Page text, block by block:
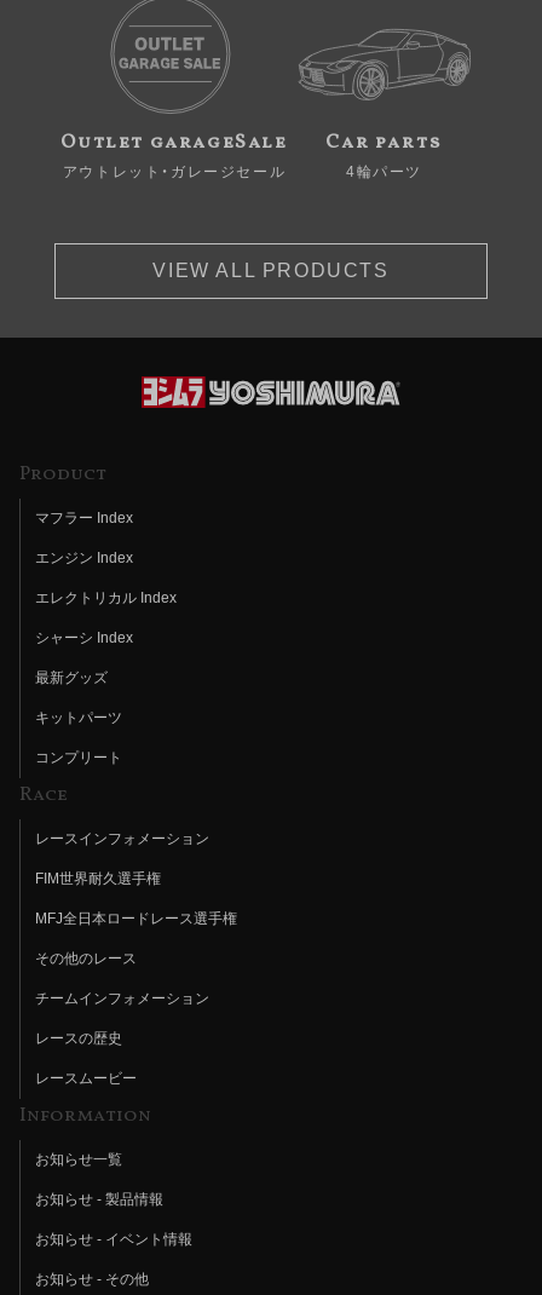
Outlet garageSale
アウトレット・ガレージセール
Car parts
4輪パーツ
VIEW ALL PRODUCTS
Product
マフラー Index
エンジン Index
エレクトリカル Index
シャーシ Index
最新グッズ
キットパーツ
コンプリート
Race
レースインフォメーション
FIM世界耐久選手権
MFJ全日本ロードレース選手権
その他のレース
チームインフォメーション
レースの歴史
レースムービー
Information
お知らせ一覧
お知らせ - 製品情報
お知らせ - イベント情報
お知らせ - その他